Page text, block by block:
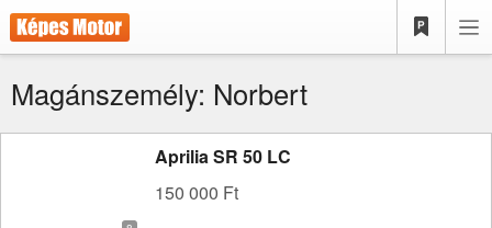
Magánszemély: Norbert
Aprilia SR 50 LC
150 000 Ft